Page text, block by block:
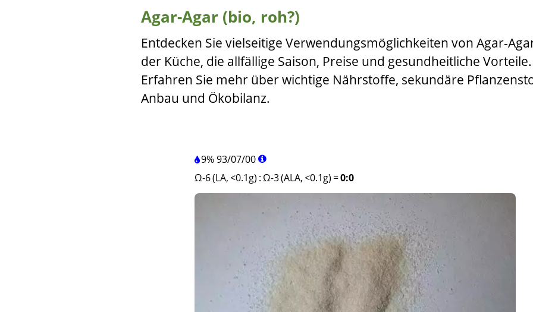
Agar-Agar (bio, roh?)
Entdecken Sie vielseitige Verwendungsmöglichkeiten von Agar-
der Küche, die allfällige Saison, Preise und gesundheitliche Vorteile.
Erfahren Sie mehr über wichtige Nährstoffe, sekundäre
Anbau und Ökobilanz.
9%93/07/00
Ω-6 (LA, <0.1g) :Ω-3 (ALA, <0.1g) =0:0